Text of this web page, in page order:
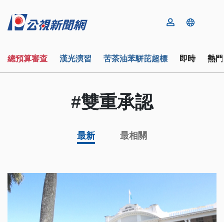
總預算審查 漢光演習 苦茶油苯駢芘超標 即時 熱
#雙重承認
最新 最相關